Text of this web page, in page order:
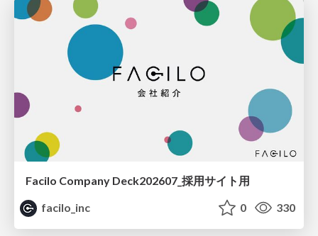
Facilo Company Deck202607_採用サイト用
facilo_inc
0 330